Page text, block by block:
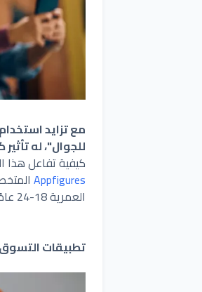
للجوال"، له
كيفية تفاعل هذا
Appfigures
العمرية 18-24 عامًا في الولايات المتحدة خلال عام 2024.
تطبيقات